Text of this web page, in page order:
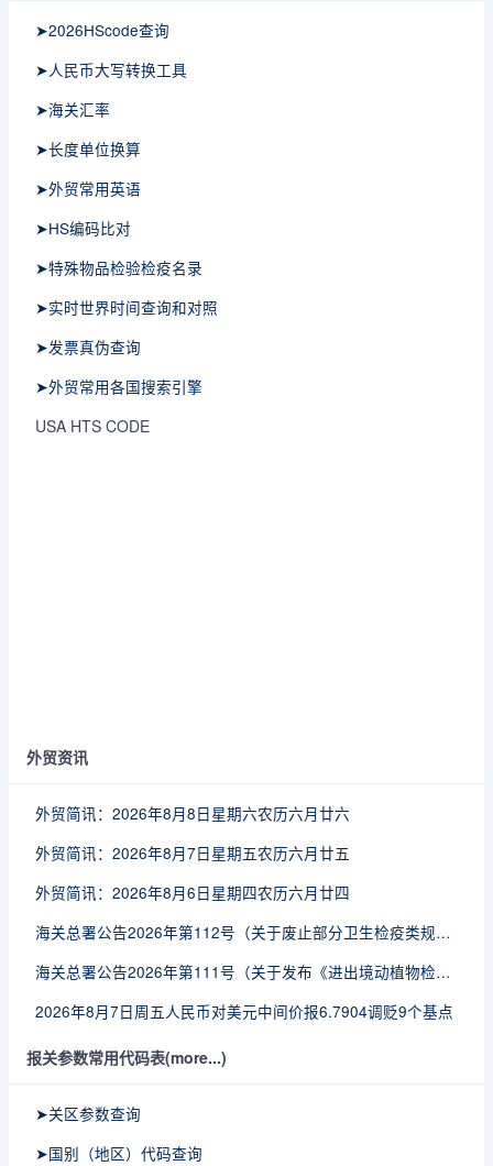
➤2026HScode查询
➤人民币大写转换工具
➤海关汇率
➤长度单位换算
➤外贸常用英语
➤HS编码比对
➤特殊物品检验检疫名录
➤实时世界时间查询和对照
➤发票真伪查询
➤外贸常用各国搜索引擎
USA HTS CODE
外贸资讯
外贸简讯：2026年8月8日星期六农历六月廿六
外贸简讯：2026年8月7日星期五农历六月廿五
外贸简讯：2026年8月6日星期四农历六月廿四
海关总署公告2026年第112号（关于废止部分卫生检疫类规范性文件的公告）
海关总署公告2026年第111号（关于发布《进出境动植物检疫处理监督管理工作规定》《进出境卫生处理监督管理工作规定》的公告）
2026年8月7日周五人民币对美元中间价报6.7904调贬9个基点
报关参数常用代码表(more...)
➤关区参数查询
➤国别（地区）代码查询